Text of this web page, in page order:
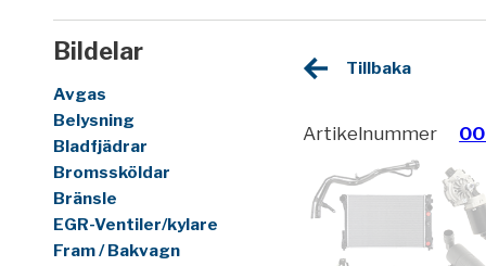
Bildelar
Avgas
Belysning
Bladfjädrar
Bromssköldar
Bränsle
EGR-Ventiler/kylare
Fram / Bakvagn
Tillbaka
Artikelnummer